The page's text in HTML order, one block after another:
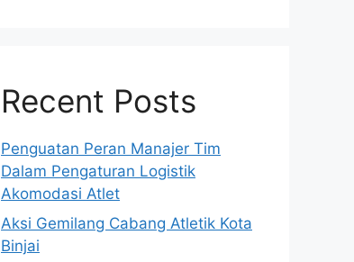
Recent Posts
Penguatan Peran Manajer Tim
Dalam Pengaturan Logistik
Akomodasi Atlet
Aksi Gemilang Cabang Atletik Kota
Binjai